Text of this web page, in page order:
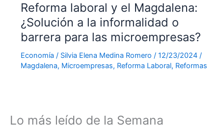
Reforma laboral y el Magdalena:
¿Solución a la informalidad o
barrera para las microempresas?
Economía / Silvia Elena Medina Romero / 12/23/2024 /
Magdalena, Microempresas, Reforma Laboral, Reformas
Lo más leído de la Semana